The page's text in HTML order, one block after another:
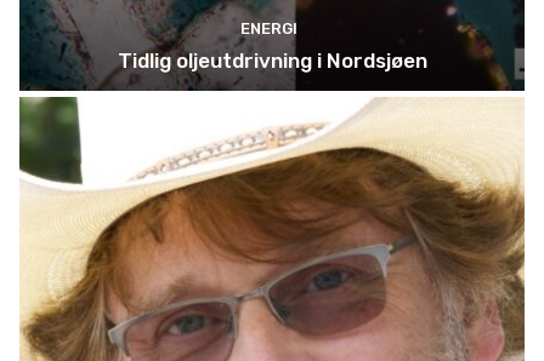
ENERGI
Tidlig oljeutdrivning i Nordsjøen